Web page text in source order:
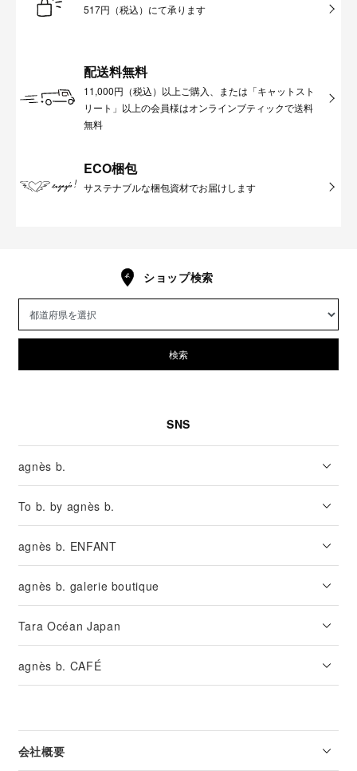
517円（税込）にて承ります
配送料無料
11,000円（税込）以上ご購入、または「キャットスト
リート」以上の会員様はオンラインブティックで送料
無料
ECO梱包
サステナブルな梱包資材でお届けします
ショップ検索
検索
SNS
agnès b.
To b. by agnès b.
agnès b. ENFANT
agnès b. galerie boutique
Tara Océan Japan
agnès b. CAFÉ
会社概要